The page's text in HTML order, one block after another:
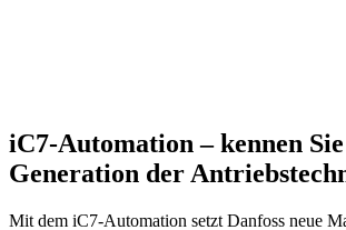
iC7-Automation – kennen
Generation der
Mit dem iC7-Automation setzt Danfoss neue